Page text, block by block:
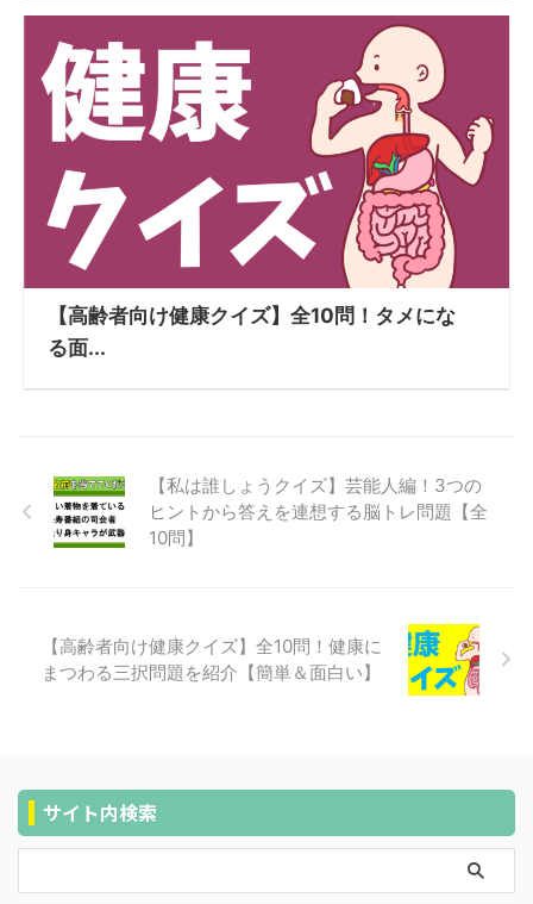
【高齢者向け健康クイズ】全10問！タメにな
る面...
【私は誰しょうクイズ】芸能人編！3つの
ヒントから答えを連想する脳トレ問題【全
10問】
【高齢者向け健康クイズ】全10問！健康に
まつわる三択問題を紹介【簡単＆面白い】
サイト内検索